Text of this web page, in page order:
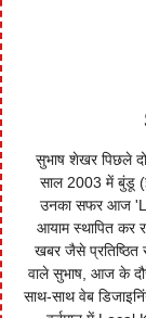
सुभाष शेखर पिछले
साल 2003 में बुंडू
उनका सफर आज
आयाम स्थापित कर
खबर जैसे प्रतिष्ठित
वाले सुभाष, आज के
साथ-साथ वेब